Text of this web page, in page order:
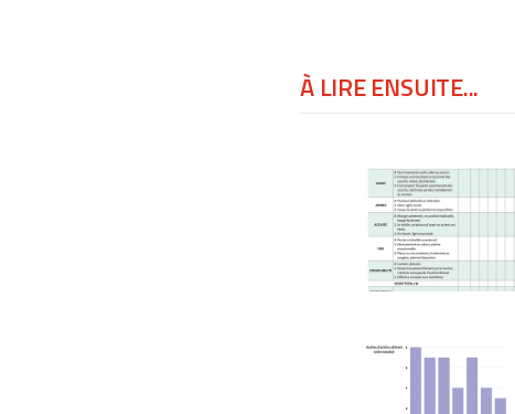
À LIRE ENSUITE...